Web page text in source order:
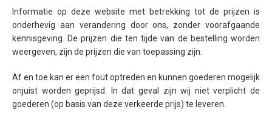
Informatie op deze website met betrekking tot de prijzen is
onderhevig aan verandering door ons, zonder voorafgaande
kennisgeving. De prijzen die ten tijde van de bestelling worden
weergeven, zijn de prijzen die van toepassing zijn.
Af en toe kan er een fout optreden en kunnen goederen mogelijk
onjuist worden geprijsd. In dat geval zijn wij niet verplicht de
goederen (op basis van deze verkeerde prijs) te leveren.